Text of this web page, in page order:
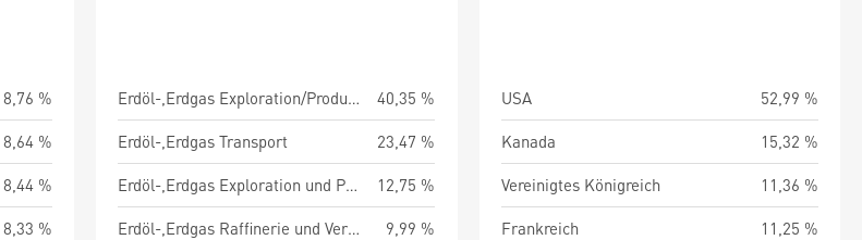
8,76 %
8,64 %
8,44 %
8,33 %
Erdöl-,Erdgas Exploration/Produktion/Raffinerie/Vermarktung
40,35 %
Erdöl-,Erdgas Transport
23,47 %
Erdöl-,Erdgas Exploration und Produktion
12,75 %
Erdöl-,Erdgas Raffinerie und Vermarktung
9,99 %
USA
52,99 %
Kanada
15,32 %
Vereinigtes Königreich
11,36 %
Frankreich
11,25 %